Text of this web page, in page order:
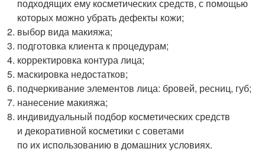
подходящих ему косметических средств, с помощью
которых можно убрать дефекты кожи;
выбор вида макияжа;
подготовка клиента к процедурам;
корректировка контура лица;
маскировка недостатков;
подчеркивание элементов лица: бровей, ресниц, губ;
нанесение макияжа;
индивидуальный подбор косметических средств
и декоративной косметики с советами
по их использованию в домашних условиях.